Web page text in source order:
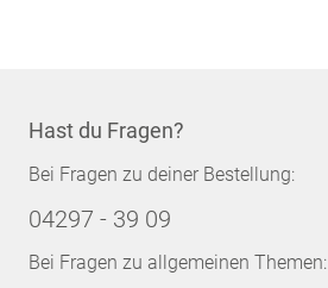
Hast du Fragen?
Bei Fragen zu deiner Bestellung:
04297 - 39 09
Bei Fragen zu allgemeinen Themen: